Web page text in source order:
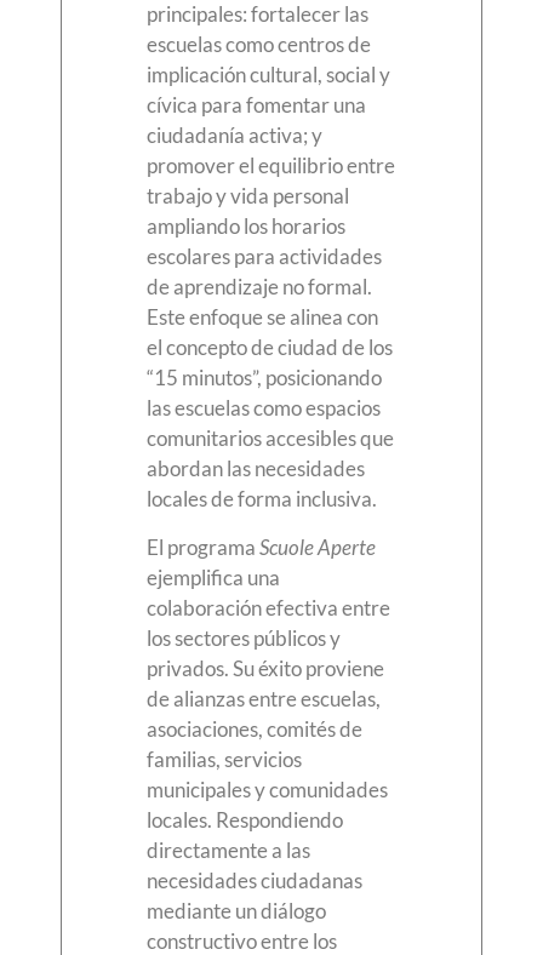
principales: fortalecer las
escuelas como centros de
implicación cultural, social y
cívica para fomentar una
ciudadanía activa; y
promover el equilibrio entre
trabajo y vida personal
ampliando los horarios
escolares para actividades
de aprendizaje no formal.
Este enfoque se alinea con
el concepto de ciudad de los
“15 minutos”, posicionando
las escuelas como espacios
comunitarios accesibles que
abordan las necesidades
locales de forma inclusiva.
El programaScuole Aperte
ejemplifica una
colaboración efectiva entre
los sectores públicos y
privados. Su éxito proviene
de alianzas entre escuelas,
asociaciones, comités de
familias, servicios
municipales y comunidades
locales. Respondiendo
directamente a las
necesidades ciudadanas
mediante un diálogo
constructivo entre los